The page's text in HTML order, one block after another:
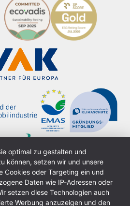
optimal zu gestalten und
können, setzen wir und unsere
Cookies oder Targeting ein und
Daten wie IP-Adressen oder
setzen diese Technologien auch
Werbung anzuzeigen und den